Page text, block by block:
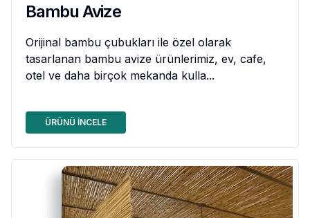
Bambu Avize
Orijinal bambu çubukları ile özel olarak
tasarlanan bambu avize ürünlerimiz, ev, cafe,
otel ve daha birçok mekanda kulla...
ÜRÜNÜ İNCELE